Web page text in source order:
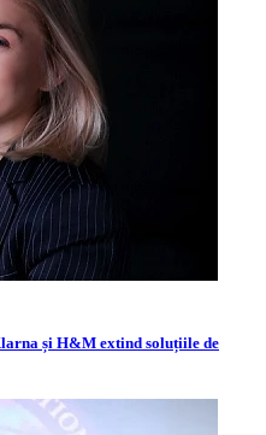
și H&M extind soluțiile de